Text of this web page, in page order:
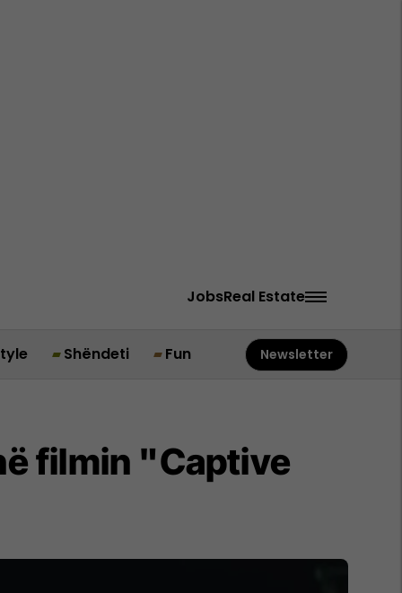
JobsReal Estate
Shëndeti Fun Newsletter
filmin "Captive